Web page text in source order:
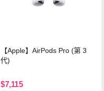
【Apple】AirPods Pro (第 3
代)
$7,115